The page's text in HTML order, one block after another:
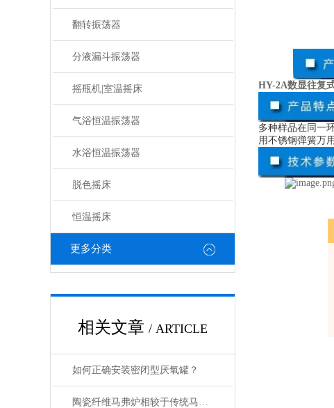
翻转振荡器
分液漏斗振荡器
摇瓶机|室温摇床
气浴恒温振荡器
水浴恒温振荡器
脱色摇床
恒温摇床
更多分类
相关文章 / ARTICLE
如何正确安装密闭型厌氧罐？
陶瓷纤维马弗炉相较于传统马弗炉有哪些提升？
HY-2A数显往复
多种样品在同一
用不锈钢弹簧万